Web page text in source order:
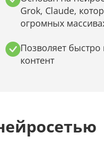
Дипломная работа
Список литературы
Рецепт
Grok, Claude,
огромных
Позволяет
контент